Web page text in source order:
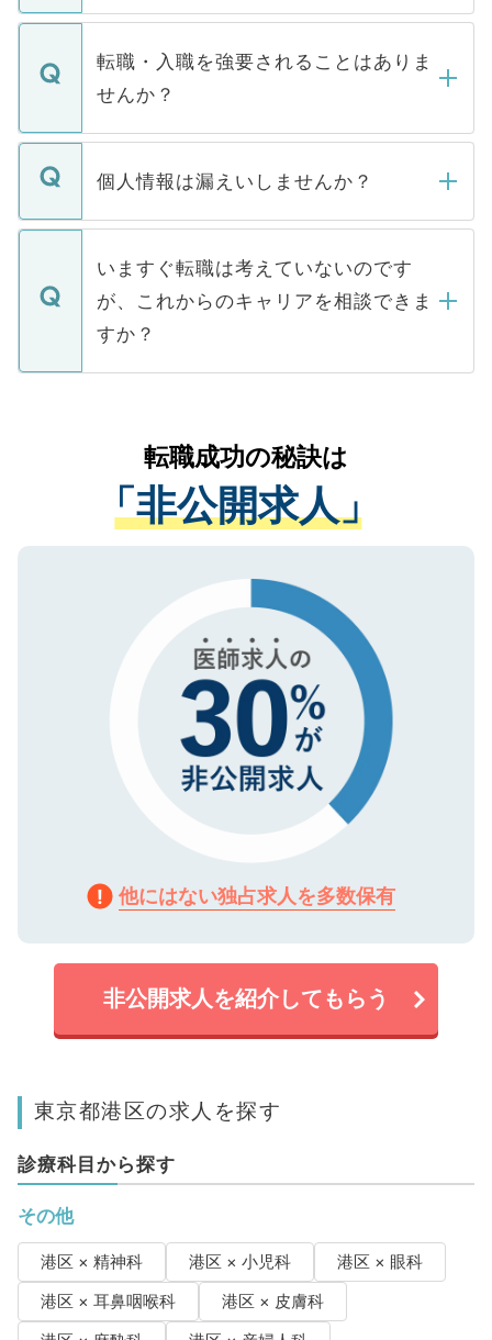
ます。通常、5営業日以内にはご連絡をせて
いただきますので、しばらくお待ちくださ
マイナビDOCTORで取り扱っている求人の
うち約3割は、Webサイトからご覧いただ
けない「非公開求人」です。非公開求人は
下記の理由によって、一般には公開してい
ません。
■応募殺到を避けるため 人気のある医療機
関を公にしてしまうと、応募が殺到する場
に、医療機関が求める条件に合った人材の
みを人材紹介会社に依頼するケースが増え
ています。
転職・入職を強要されることはありま
せんか？
転職・入職を強要することは一切ありませ
ん。また、仮に応募先から内定をいただい
定を承諾する必要はありません。内定先へ
の辞退の連絡はキャリアパートナーが行い
個人情報は漏えいしませんか？
個人情報が漏えいすることはありませんの
で、ご安心ください。当サイトからの登録
などで収集したご登録者様の個人情報は、
ご本人のキャリアアップおよび転職活動の
支援を目的に使用いたします。お預かりし
ているすべての個人データはご本人の許可
は、個人情報の取り扱いについての厳密な
管理基準を満たした事業者のみに付与され
る、プライバシーマークを取得済みです。
で、機密保持に関してもご安心ください。
いますぐ転職は考えていないのです
が、これからのキャリアを相談できま
すか？
かがいして、現在の医療機関の状況や紹介
経験をまじえながら、適切なアドバイスを
させていただきます。すぐにご転職をされ
ない方には、長期的なサポートが可能です
ので、まずはご登録ください。
転職成功の秘訣は
「非公開求人」
他にはない独占求人を多数保有
非公開求人を紹介してもらう
東京都港区の求人を探す
診療科目から探す
その他
港区 × 精神科 港区 × 小児科
港区 × 眼科
港区 × 耳鼻咽喉科
港区 × 皮膚科